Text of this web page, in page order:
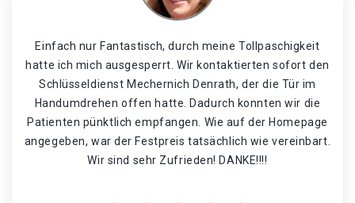
Einfach nur Fantastisch, durch meine Tollpaschigkeit
hatte ich mich ausgesperrt. Wir kontaktierten sofort den
Schlüsseldienst Mechernich Denrath, der die Tür im
Handumdrehen offen hatte. Dadurch konnten wir die
Patienten pünktlich empfangen. Wie auf der Homepage
angegeben, war der Festpreis tatsächlich wie vereinbart.
Wir sind sehr Zufrieden! DANKE!!!!